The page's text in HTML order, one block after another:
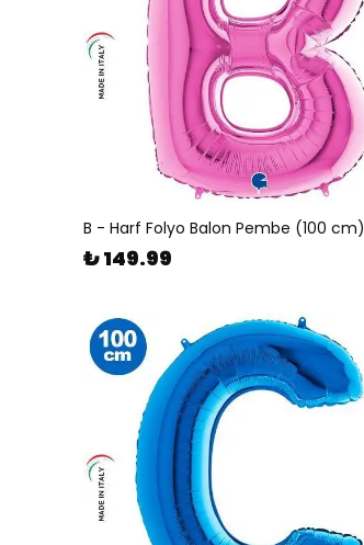
B - Harf Folyo Balon Pembe (100 cm)
₺ 149.99